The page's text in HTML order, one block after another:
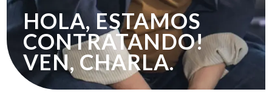
HOLA, ESTAMOS
CONTRATANDO!
VEN, CHARLA.